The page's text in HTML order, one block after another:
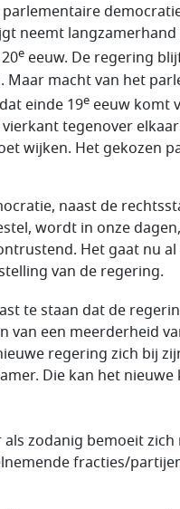
neemt
e eeuw. De regering
Maar macht van het
einde 19e eeuw komt
tegenover
wijken. Het gekozen
naast de
wordt in onze
Het gaat nu
van de regering.
te staan dat de
van een meerderheid
regering zich bij
Die kan het
als zodanig bemoeit
fracties/